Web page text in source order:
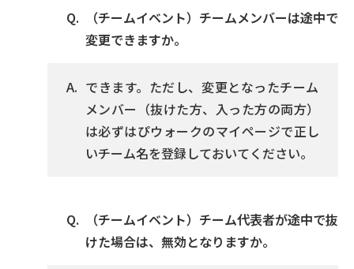
（チームイベント）チームメンバーは途中で
変更できますか。
できます。ただし、変更となったチーム
メンバー（抜けた方、入った方の両方）
は必ずはぴウォークのマイページで正し
いチーム名を登録しておいてください。
（チームイベント）チーム代表者が途中で抜
けた場合は、無効となりますか。